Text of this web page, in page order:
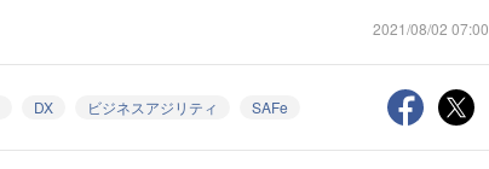
2021/08/02 07:00
DX ビジネスアジリティ SAFe